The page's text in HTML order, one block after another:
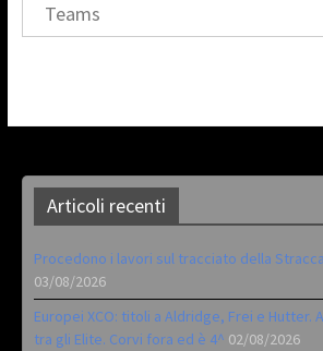
Teams
Articoli recenti
Procedono i lavori sul tracciato della
03/08/2026
Europei XCO: titoli a Aldridge, Frei e Hutter.
tra gli Elite. Corvi fora ed è 4^ 02/08/2026